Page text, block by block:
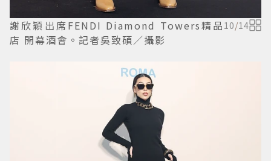
謝欣穎出席FENDI Diamond Towers精品
店 開幕酒會。記者吳致碩／攝影
10/14